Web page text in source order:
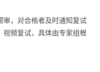
审，对合格者及时通知复试
视频复试，具体由专家组根